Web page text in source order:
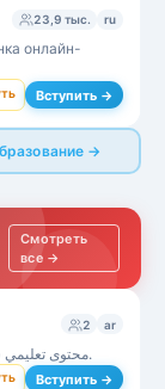
23,9 тыс. ru
онлайн-
Вступить →
→
Смотреть
все →
2 ar
محتوى تعليمي في اللغة العربية للمراجعة والتدريب وتبادل المواد المفيدة.
Вступить →